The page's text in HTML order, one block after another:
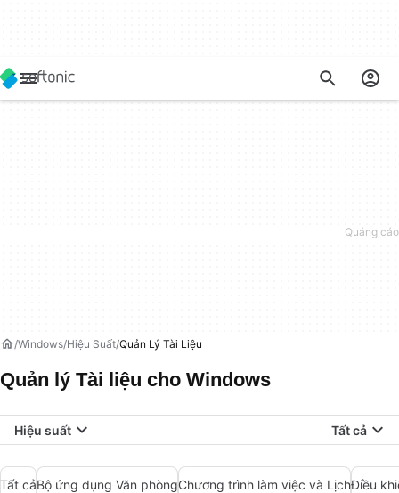
Windows Hiệu Suất Quản Lý Tài Liệu
Quản lý Tài liệu cho Windows
Hiệu suất Tất cả
Tất cảBộ ứng dụng Văn phòngChương trình làm việc và LịchĐiều